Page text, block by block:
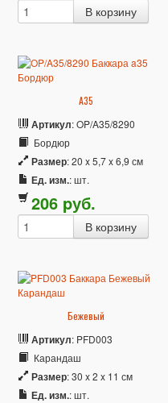
A35
Артикул: OP/A35/8290
Бордюр
Размер: 20 x 5,7 x 6,9 см
Ед. изм.: шт.
206 pуб.
Бежевый
Артикул: PFD003
Карандаш
Размер: 30 x 2 x 11 см
Ед. изм.: шт.